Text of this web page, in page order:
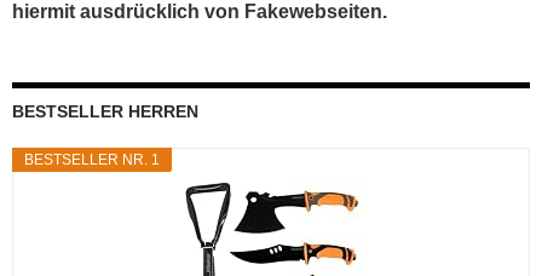
hiermit ausdrücklich von Fakewebseiten.
BESTSELLER HERREN
BESTSELLER NR. 1